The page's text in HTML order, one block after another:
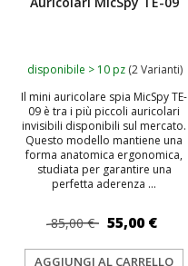
disponibile > 10 pz (2 Varianti)
Il mini auricolare spia MicSpy TE-
09 è tra i più piccoli auricolari
invisibili disponibili sul mercato.
Questo modello mantiene una
forma anatomica ergonomica,
studiata per garantire una
perfetta aderenza ...
85,00 € 55,00 €
AGGIUNGI AL CARRELLO